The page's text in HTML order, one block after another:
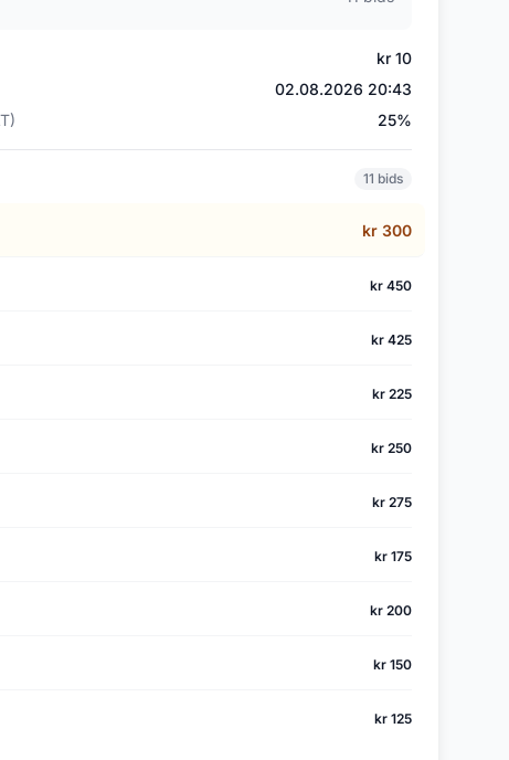
kr 10
02.08.2026 20:43
25%
11 bids
kr 300
kr 450
kr 425
kr 225
kr 250
kr 275
kr 175
kr 200
kr 150
kr 125